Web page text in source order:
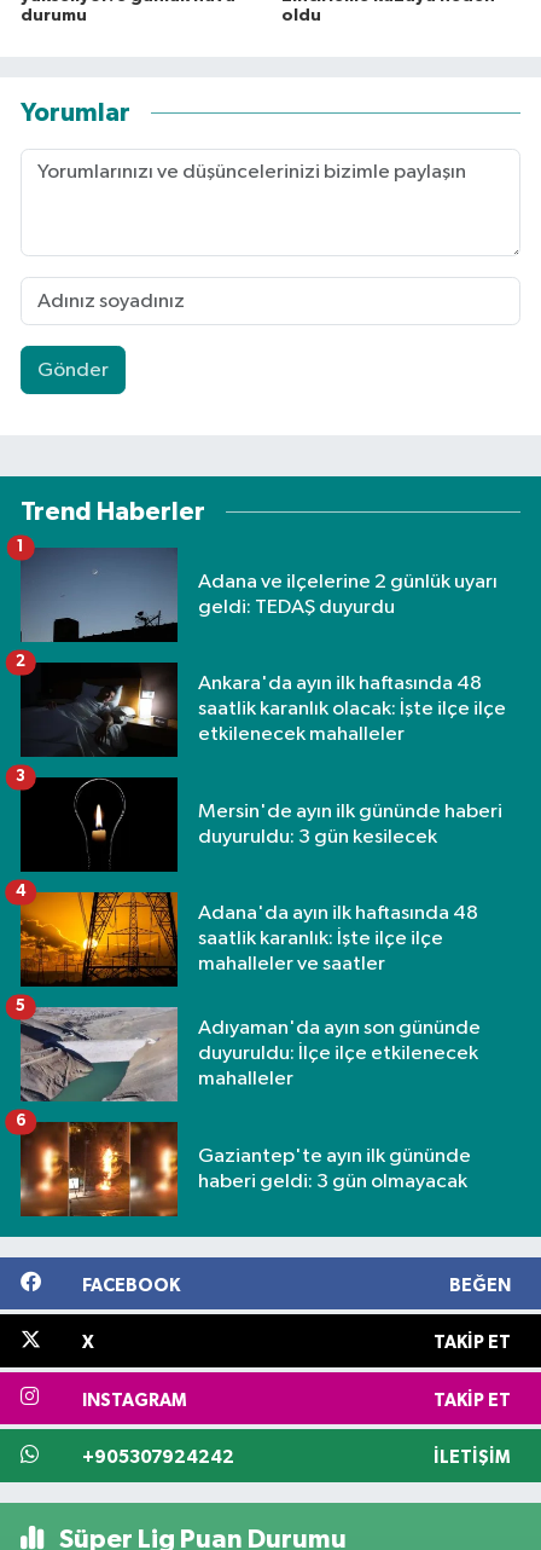
durumu
oldu
Yorumlar
Gönder
Trend Haberler
Adana ve ilçelerine 2 günlük uyarı
geldi: TEDAŞ duyurdu
1
Ankara'da ayın ilk haftasında 48
saatlik karanlık olacak: İşte ilçe ilçe
etkilenecek mahalleler
2
Mersin'de ayın ilk gününde haberi
duyuruldu: 3 gün kesilecek
3
Adana'da ayın ilk haftasında 48
saatlik karanlık: İşte ilçe ilçe
mahalleler ve saatler
4
Adıyaman'da ayın son gününde
duyuruldu: İlçe ilçe etkilenecek
mahalleler
5
Gaziantep'te ayın ilk gününde
haberi geldi: 3 gün olmayacak
6
FACEBOOK BEĞEN
X TAKIP ET
INSTAGRAM TAKIP ET
+905307924242 İLETIŞIM
Süper Lig Puan Durumu